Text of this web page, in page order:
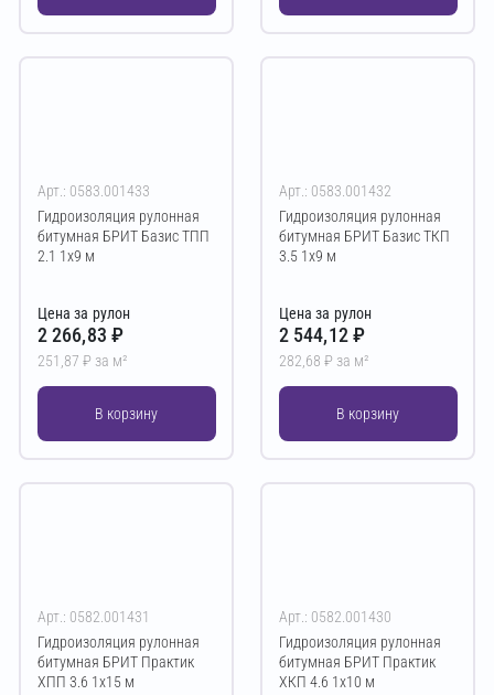
Арт.: 0583.001433
Гидроизоляция рулонная
битумная БРИТ Базис ТПП
2.1 1х9 м
Цена за рулон
2 266,83 ₽
251,87 ₽ за м²
В корзину
Арт.: 0583.001432
Гидроизоляция рулонная
битумная БРИТ Базис ТКП
3.5 1х9 м
Цена за рулон
2 544,12 ₽
282,68 ₽ за м²
В корзину
Арт.: 0582.001431
Гидроизоляция рулонная
битумная БРИТ Практик
ХПП 3.6 1х15 м
Арт.: 0582.001430
Гидроизоляция рулонная
битумная БРИТ Практик
ХКП 4.6 1х10 м